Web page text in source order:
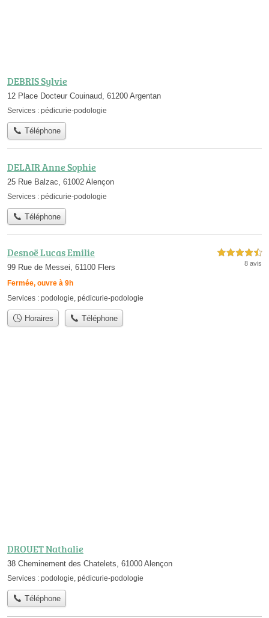
DEBRIS Sylvie
12 Place Docteur Couinaud, 61200 Argentan
Services : pédicurie-podologie
Téléphone
DELAIR Anne Sophie
25 Rue Balzac, 61002 Alençon
Services : pédicurie-podologie
Téléphone
Desnoë Lucas Emilie
99 Rue de Messei, 61100 Flers
Fermée, ouvre à 9h
4,5 étoiles sur 5
8 avis
Services : podologie, pédicurie-podologie
Horaires Téléphone
DROUET Nathalie
38 Cheminement des Chatelets, 61000 Alençon
Services : podologie, pédicurie-podologie
Téléphone